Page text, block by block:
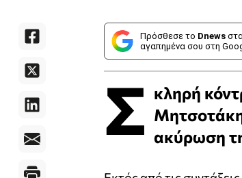
Πρόσθεσε το Dnews
αγαπημένα σου στη
Σ κληρή
ακύρωση